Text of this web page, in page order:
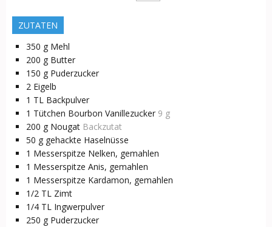
ZUTATEN
350 g Mehl
200 g Butter
150 g Puderzucker
2 Eigelb
1 TL Backpulver
1 Tütchen Bourbon Vanillezucker 9 g
200 g Nougat Backzutat
50 g gehackte Haselnüsse
1 Messerspitze Nelken, gemahlen
1 Messerspitze Anis, gemahlen
1 Messerspitze Kardamon, gemahlen
1/2 TL Zimt
1/4 TL Ingwerpulver
250 g Puderzucker